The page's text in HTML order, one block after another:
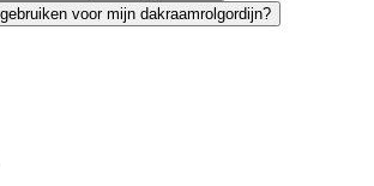
voor mijn dakraamrolgordijn?